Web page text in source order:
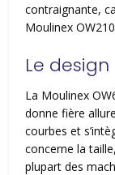
contraignante,
Moulinex
Le design
La Moulinex
donne fière
courbes et
concerne la
plupart des